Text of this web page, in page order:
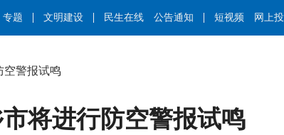
专题 文明建设 民生在线 公告通知 短视频 网上
空警报试鸣
将进行防空警报试鸣